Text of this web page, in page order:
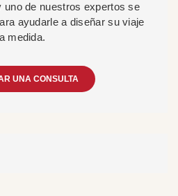
uno de nuestros expertos se
ayudarle a diseñar su viaje
a medida.
UNA CONSULTA